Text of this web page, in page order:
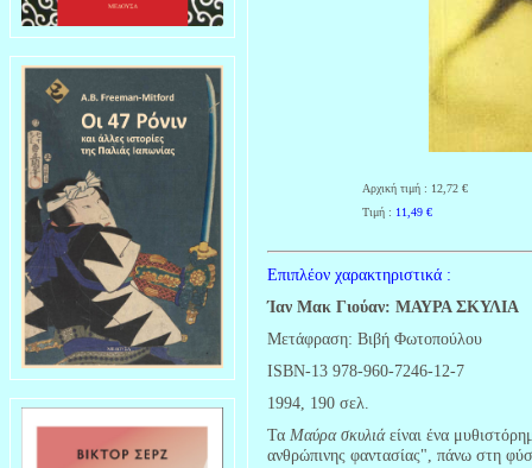
Αρχική τιμή : 12,72 €
Τιμή : 11,49 €
Επιπλέον χαρακτηριστικά :
Ίαν Μακ Γιούαν: ΜΑΥΡΑ ΣΚΥΛΙΑ
Mετάφραση: Βιβή Φωτοπούλου
ISBN-13 978-960-7246-12-7
1994, 190 σελ.
Τα Μαύρα σκυλιάείναι ένα
ανθρώπινης φαντασίας", πάνω στη